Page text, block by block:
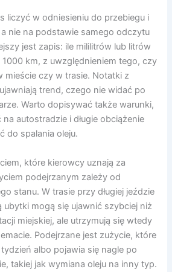
liczyć w odniesieniu do przebiegu i
nie na podstawie samego odczytu
jest zapis: ile mililitrów lub litrów
km, z uwzględnieniem tego, czy
mieście czy w trasie. Notatki z
trend, czego nie widać po
Warto dopisywać także warunki,
autostradzie i długie obciążenie
do spalania oleju.
które kierowcy uznają za
podejrzanym zależy od
stanu. W trasie przy długiej jeździe
mogą się ujawnić szybciej niż
miejskiej, ale utrzymują się wtedy
Podejrzane jest zużycie, które
albo pojawia się nagle po
takiej jak wymiana oleju na inny typ.